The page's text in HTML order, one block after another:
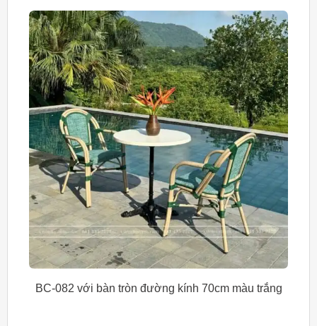
BC-082 với bàn tròn đường kính 70cm màu trắng